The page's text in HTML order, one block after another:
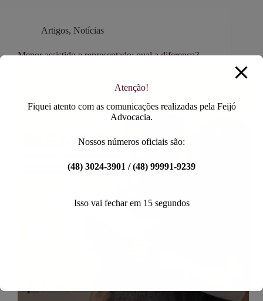
Artigos, Notícias
Menor assistido e representado: qual a diferença?
Atenção!
Fiquei atento com as comunicações realizadas pela Feijó
Advocacia.
Nossos números oficiais são:
(48) 3024-3901 / (48) 99991-9239
Isso vai fechar em 14segundos